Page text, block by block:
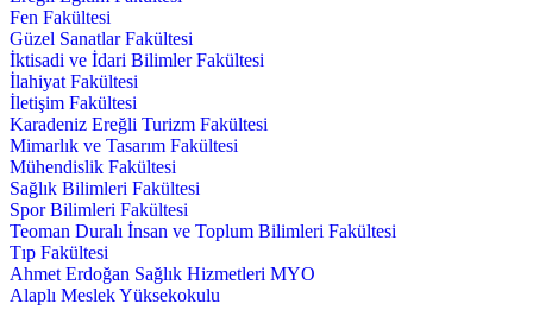
Fen Fakültesi
Güzel Sanatlar Fakültesi
İktisadi ve İdari Bilimler Fakültesi
İlahiyat Fakültesi
İletişim Fakültesi
Karadeniz Ereğli Turizm Fakültesi
Mimarlık ve Tasarım Fakültesi
Mühendislik Fakültesi
Sağlık Bilimleri Fakültesi
Spor Bilimleri Fakültesi
Teoman Duralı İnsan ve Toplum Bilimleri Fakültesi
Tıp Fakültesi
Ahmet Erdoğan Sağlık Hizmetleri MYO
Alaplı Meslek Yüksekokulu